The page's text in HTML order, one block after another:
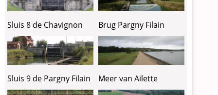
Sluis 8 de Chavignon Brug Pargny Filain
Sluis 9 de Pargny Filain Meer van Ailette